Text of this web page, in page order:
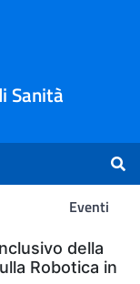
Sanità
Eventi
della
Robotica in